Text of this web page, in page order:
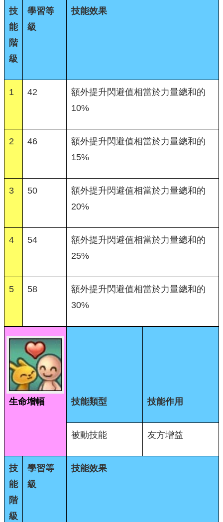
技
能
階
級
學習等
級
技能效果
1 42
額外提升閃避值相當於力量總和的
10%
2 46
額外提升閃避值相當於力量總和的
15%
3 50
額外提升閃避值相當於力量總和的
20%
4 54
額外提升閃避值相當於力量總和的
25%
5 58
額外提升閃避值相當於力量總和的
30%
生命增幅 技能類型 技能作用
被動技能 友方增益
技
能
階
級
學習等
級
技能效果